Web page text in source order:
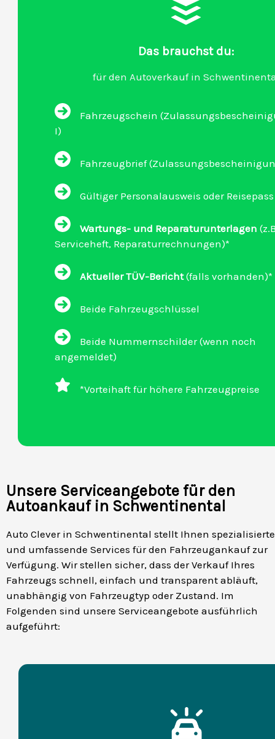
Das brauchst du:
für den Autoverkauf in
Fahrzeugschein
I)
Fahrzeugbrief
Gültiger Personalausweis oder Reisepass
Wartungs- und Reparaturunterlagen
Serviceheft, Reparaturrechnungen)*
Aktueller TÜV-Bericht(falls vorhanden)*
Beide Fahrzeugschlüssel
Beide Nummernschilder (wenn noch
angemeldet)
*Vorteihaft für höhere Fahrzeugpreise
Unsere Serviceangebote für den
Autoankauf in Schwentinental
Auto Clever in Schwentinental stellt Ihnen spezialisierte
und umfassende Services für den Fahrzeugankauf zur
Verfügung. Wir stellen sicher, dass der Verkauf Ihres
Fahrzeugs schnell, einfach und transparent abläuft,
unabhängig von Fahrzeugtyp oder Zustand. Im
Folgenden sind unsere Serviceangebote ausführlich
aufgeführt: